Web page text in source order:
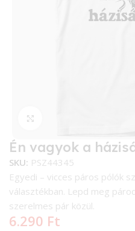
Én vagyok a
SKU: PSZ44345
Egyedi – vicces páros pólók
választékban. Lepd meg
szerelmes pár közül.
6.290 Ft